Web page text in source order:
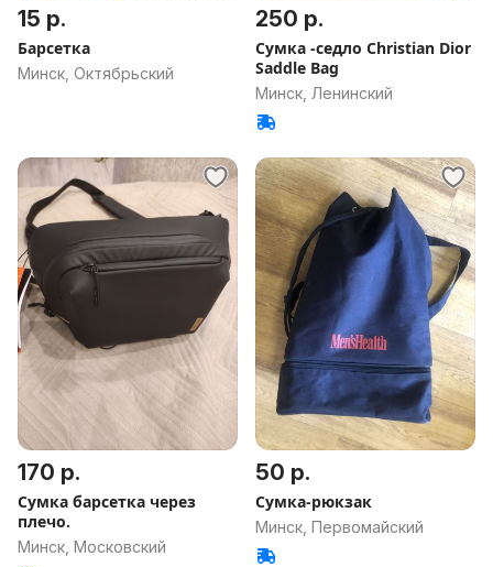
15 р.
Барсетка
Минск, Октябрьский
250 р.
Сумка -седло Christian Dior
Saddle Bag
Минск, Ленинский
170 р.
Сумка барсетка через
плечо.
Минск, Московский
50 р.
Сумка-рюкзак
Минск, Первомайский